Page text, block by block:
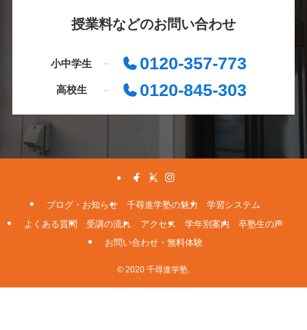
授業料などのお問い合わせ
小中学生 0120-357-773
高校生 0120-845-303
ブログ・お知らせ 千尋進学塾の魅力
学習システム
よくある質問
受講の流れ アクセス 学年別案内
卒塾生の声
お問い合わせ・無料体験
© 2020 千尋進学塾.